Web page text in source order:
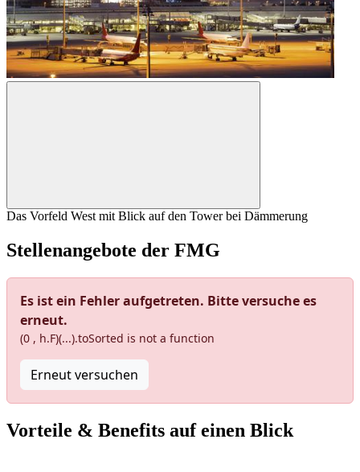
Das Vorfeld West mit Blick auf den Tower bei Dämmerung
Stellenangebote der FMG
Es ist ein Fehler aufgetreten. Bitte versuche es
erneut.
(0 , h.F)(...).toSorted is not a function
Erneut versuchen
Vorteile & Benefits auf einen Blick